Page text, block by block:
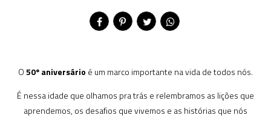
O50º aniversário é um marco importante na vida de todos nós.
É nessa idade que olhamos pra trás e relembramos as lições que
aprendemos, os desafios que vivemos e as histórias que nós